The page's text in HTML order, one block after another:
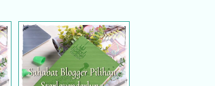
Sahabat blogger pilihan
Starlavenderluna : Yunfila